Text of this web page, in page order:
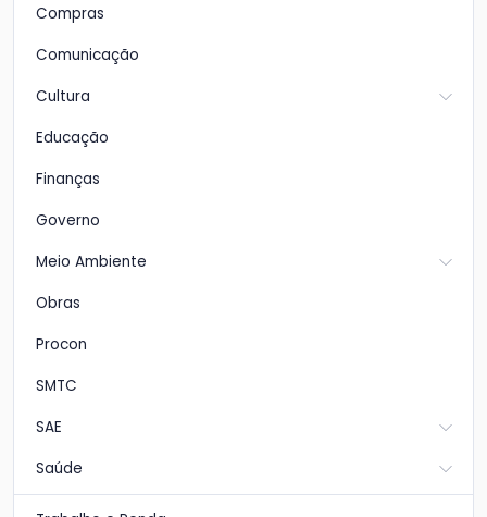
Compras
Comunicação
Cultura
Educação
Finanças
Governo
Meio Ambiente
Obras
Procon
SMTC
SAE
Saúde